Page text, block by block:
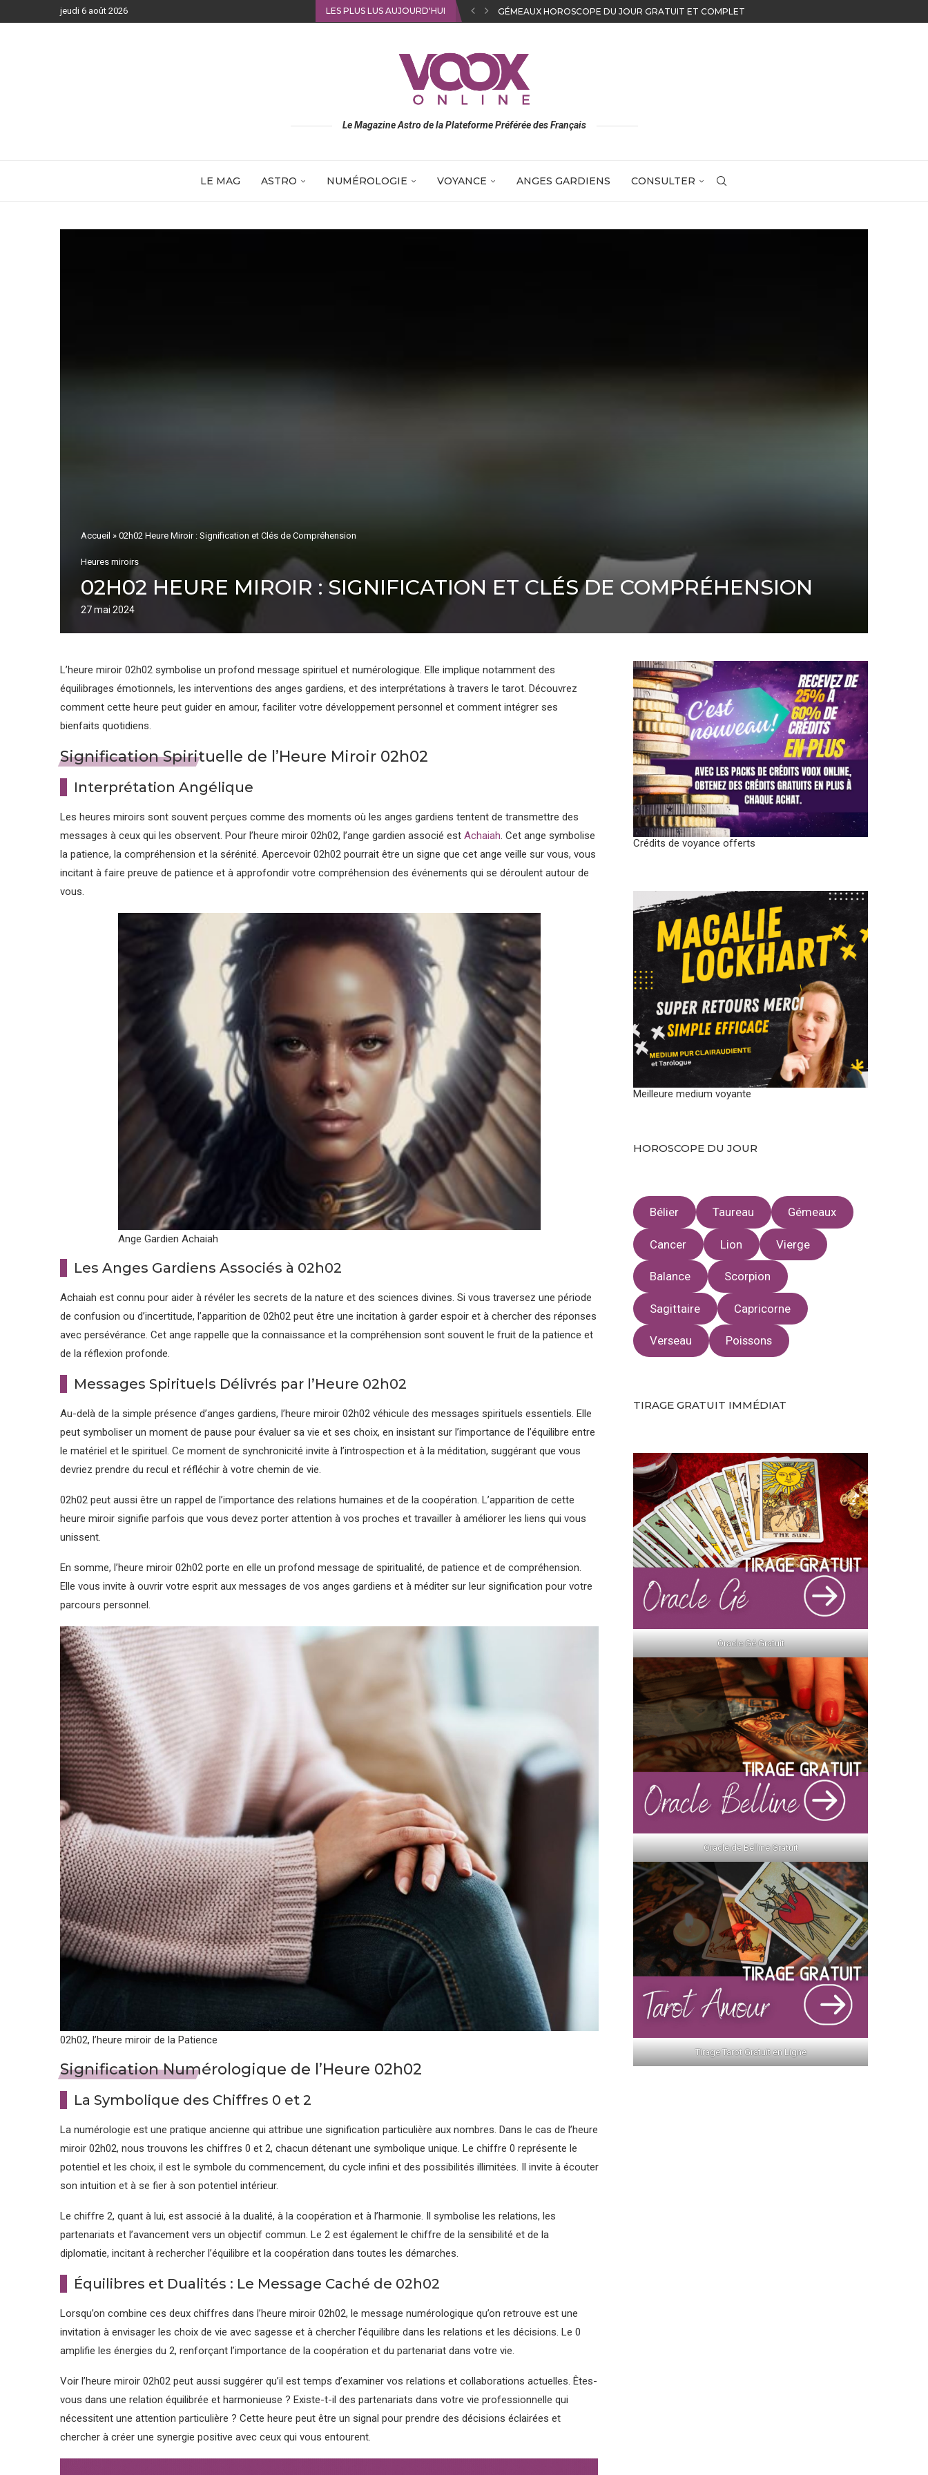
jeudi 6 août 2026 LES PLUS LUS AUJOURD'HUI SAGITTAIRE HOROSCOPE DU JOUR GRATUIT ET COMPLET
Le Magazine Astro de la Plateforme Préférée des Français
LE MAG ASTRO NUMÉROLOGIE VOYANCE ANGES GARDIENS CONSULTER
Accueil » 02h02 Heure Miroir : Signification et Clés de Compréhension
Heures miroirs
02H02 HEURE MIROIR : SIGNIFICATION ET CLÉS DE COMPRÉHENSION
27 mai 2024
L’heure miroir 02h02 symbolise un profond message spirituel et numérologique. Elle implique notamment des
équilibrages émotionnels, les interventions des anges gardiens, et des interprétations à travers le tarot. Découvrez
comment cette heure peut guider en amour, faciliter votre développement personnel et comment intégrer ses
bienfaits quotidiens.
Signification Spirituelle de l’Heure Miroir 02h02
Interprétation Angélique
Les heures miroirs sont souvent perçues comme des moments où les anges gardiens tentent de transmettre des
messages à ceux qui les observent. Pour l’heure miroir 02h02, l’ange gardien associé est Achaiah. Cet ange symbolise
la patience, la compréhension et la sérénité. Apercevoir 02h02 pourrait être un signe que cet ange veille sur vous, vous
incitant à faire preuve de patience et à approfondir votre compréhension des événements qui se déroulent autour de
vous.
Ange Gardien Achaiah
Les Anges Gardiens Associés à 02h02
Achaiah est connu pour aider à révéler les secrets de la nature et des sciences divines. Si vous traversez une période
de confusion ou d’incertitude, l’apparition de 02h02 peut être une incitation à garder espoir et à chercher des réponses
avec persévérance. Cet ange rappelle que la connaissance et la compréhension sont souvent le fruit de la patience et
de la réflexion profonde.
Messages Spirituels Délivrés par l’Heure 02h02
Au-delà de la simple présence d’anges gardiens, l’heure miroir 02h02 véhicule des messages spirituels essentiels. Elle
peut symboliser un moment de pause pour évaluer sa vie et ses choix, en insistant sur l’importance de l’équilibre entre
le matériel et le spirituel. Ce moment de synchronicité invite à l’introspection et à la méditation, suggérant que vous
devriez prendre du recul et réfléchir à votre chemin de vie.
02h02 peut aussi être un rappel de l’importance des relations humaines et de la coopération. L’apparition de cette
heure miroir signifie parfois que vous devez porter attention à vos proches et travailler à améliorer les liens qui vous
unissent.
En somme, l’heure miroir 02h02 porte en elle un profond message de spiritualité, de patience et de compréhension.
Elle vous invite à ouvrir votre esprit aux messages de vos anges gardiens et à méditer sur leur signification pour votre
parcours personnel.
02h02, l’heure miroir de la Patience
Signification Numérologique de l’Heure 02h02
La Symbolique des Chiffres 0 et 2
La numérologie est une pratique ancienne qui attribue une signification particulière aux nombres. Dans le cas de l’heure
miroir 02h02, nous trouvons les chiffres 0 et 2, chacun détenant une symbolique unique. Le chiffre 0 représente le
potentiel et les choix, il est le symbole du commencement, du cycle infini et des possibilités illimitées. Il invite à écouter
son intuition et à se fier à son potentiel intérieur.
Le chiffre 2, quant à lui, est associé à la dualité, à la coopération et à l’harmonie. Il symbolise les relations, les
partenariats et l’avancement vers un objectif commun. Le 2 est également le chiffre de la sensibilité et de la
diplomatie, incitant à rechercher l’équilibre et la coopération dans toutes les démarches.
Équilibres et Dualités : Le Message Caché de 02h02
Lorsqu’on combine ces deux chiffres dans l’heure miroir 02h02, le message numérologique qu’on retrouve est une
invitation à envisager les choix de vie avec sagesse et à chercher l’équilibre dans les relations et les décisions. Le 0
amplifie les énergies du 2, renforçant l’importance de la coopération et du partenariat dans votre vie.
Voir l’heure miroir 02h02 peut aussi suggérer qu’il est temps d’examiner vos relations et collaborations actuelles. Êtes-
vous dans une relation équilibrée et harmonieuse ? Existe-t-il des partenariats dans votre vie professionnelle qui
nécessitent une attention particulière ? Cette heure peut être un signal pour prendre des décisions éclairées et
chercher à créer une synergie positive avec ceux qui vous entourent.
Crédits de voyance offerts
Meilleure medium voyante
HOROSCOPE DU JOUR
Bélier Taureau Gémeaux
Cancer Lion Vierge
Balance Scorpion
Sagittaire Capricorne
Verseau Poissons
TIRAGE GRATUIT IMMÉDIAT
Oracle Gé Gratuit
Oracle de Belline Gratuit
Tirage Tarot Gratuit en Ligne